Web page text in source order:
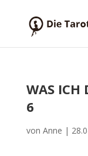
WAS ICH
6
von Anne |